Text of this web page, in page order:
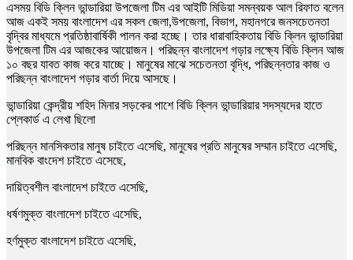
এসময় বিডি ক্লিন ভান্ডারিয়া উপজেলা টিম এর আইটি মিডিয়া সমন্বয়ক আল রিফাত বলেন
আজ একই সময় বাংলাদেশ এর সকল জেলা,উপজেলা, বিভাগ, মহানগরে জনসচেতনতা
বৃদ্বির মাধ্যমে প্রতিষ্ঠাবার্ষিকী পালন করা হচ্ছে। তার ধারাবাহিকতায় বিডি ক্লিন ভান্ডারিয়া
উপজেলা টিম এর আজকের আয়োজন। পরিছন্ন বাংলাদেশ গড়ার লক্ষ্যে বিডি ক্লিন আজ
১০ বছর যাবত কাজ করে যাচ্ছে। মানুষের মাঝে সচেতনতা বৃদ্ধি, পরিছন্নতার কাজ ও
পরিছন্ন বাংলাদেশ গড়ার বার্তা দিয়ে আসছে।
ভান্ডারিয়া কেন্দ্রীয় শহিদ মিনার সড়কের পাশে বিডি ক্লিন ভান্ডারিয়ার সদস্যদের হাতে
প্লেকার্ড এ লেখা ছিলো
পরিছন্ন মানসিকতার মানুষ চাইতে এসেছি, মানুষের প্রতি মানুষের সম্মান চাইতে এসেছি,
মানবিক বাংদেশ চাইতে এসেছে,
দায়িত্বশীল বাংলাদেশ চাইতে এসেছি,
ধর্ষণমুক্ত বাংলাদেশ চাইতে এসেছি,
হর্ণমুক্ত বাংলাদেশ চাইতে এসেছি,